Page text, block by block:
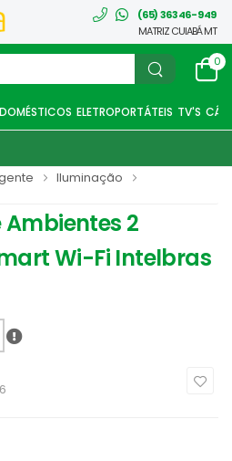
(65) 36346-949
MATRIZ CUIABÁ MT
0
ELETROPORTÁTEIS TV'S
Iluminação
2
Wi-Fi Intelbras